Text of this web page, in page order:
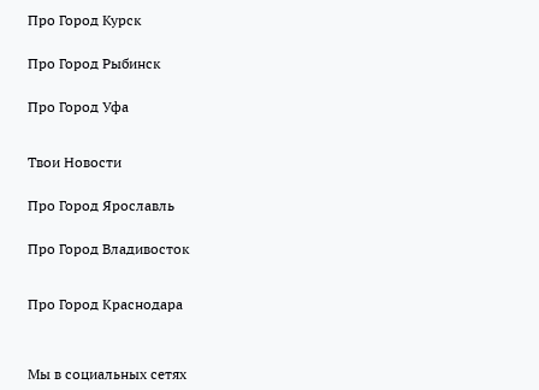
Про Город Курск
Про Город Рыбинск
Про Город Уфа
Твои Новости
Про Город Ярославль
Про Город Владивосток
Про Город Краснодара
Мы в социальных сетях